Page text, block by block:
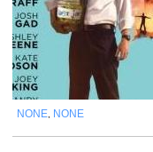
NONE NONE